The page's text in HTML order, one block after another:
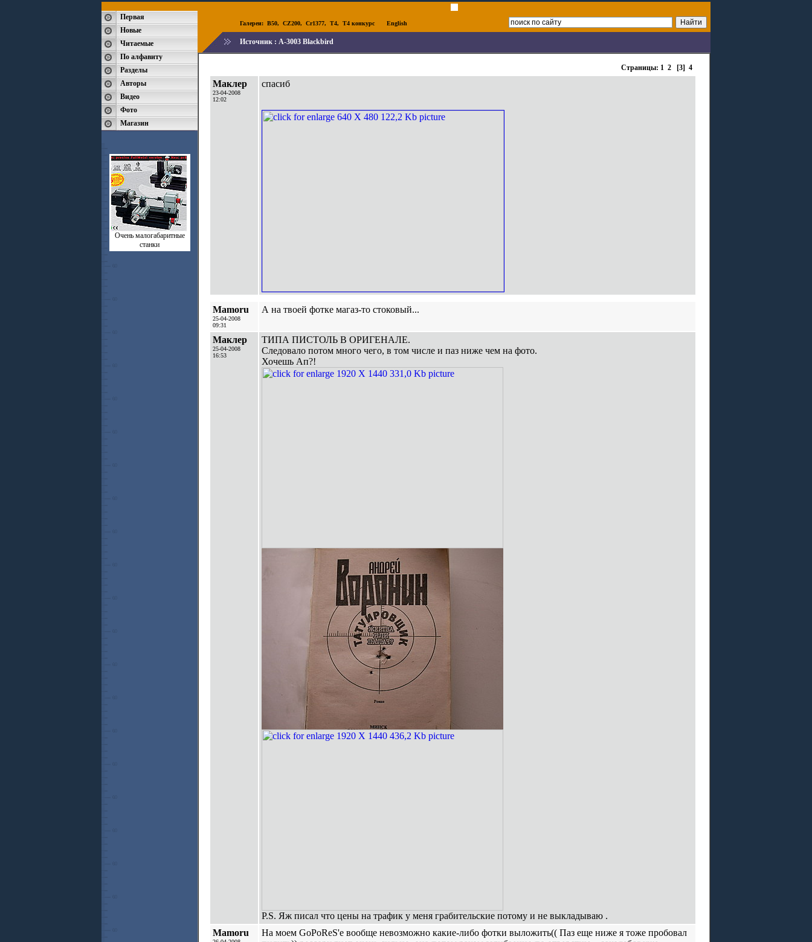
Первая
Новые
Читаемые
По алфавиту
Разделы
Авторы
Видео
Фото
Магазин
Очень малогабаритные
станки
Галереи: B50, CZ200, Cr1377, T4, T4 конкурс English
Источник : A-3003 Blackbird
Страницы: 1 2 [3] 4
Маклер
23-04-2008
12:02
спасиб
Mamoru
25-04-2008
09:31
А на твоей фотке магаз-то стоковый...
Маклер
25-04-2008
16:53
ТИПА ПИСТОЛЬ В ОРИГЕНАЛЕ.
Следовало потом много чего, в том числе и паз ниже чем на фото.
Хочешь Ап?!
Р.S. Яж писал что цены на трафик у меня грабительские потому и не выкладываю .
Mamoru
На моем GoPoReS'e вообще невозможно какие-либо фотки выложить(( Паз еще ниже я тоже пробовал